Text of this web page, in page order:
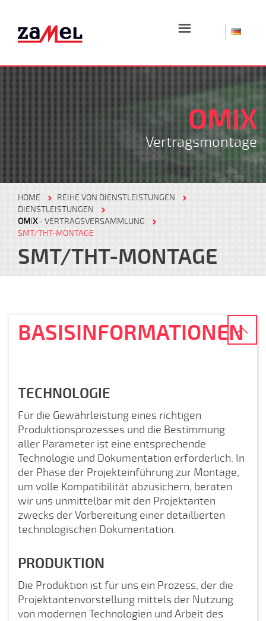
☰
OMIX
Vertragsmontage
HOME
REIHE VON DIENSTLEISTUNGEN
DIENSTLEISTUNGEN
OMIX- VERTRAGSVERSAMMLUNG
SMT/THT-MONTAGE
SMT/THT-MONTAGE
BASISINFORMATIONEN
TECHNOLOGIE
Für die Gewährleistung eines richtigen
Produktionsprozesses und die Bestimmung
aller Parameter ist eine entsprechende
Technologie und Dokumentation erforderlich. In
der Phase der Projekteinführung zur Montage,
um volle Kompatibilität abzusichern, beraten
wir uns unmittelbar mit den Projektanten
zwecks der Vorbereitung einer detaillierten
technologischen Dokumentation.
PRODUKTION
Die Produktion ist für uns ein Prozess, der die
Projektantenvorstellung mittels der Nutzung
von modernen Technologien und Arbeit des